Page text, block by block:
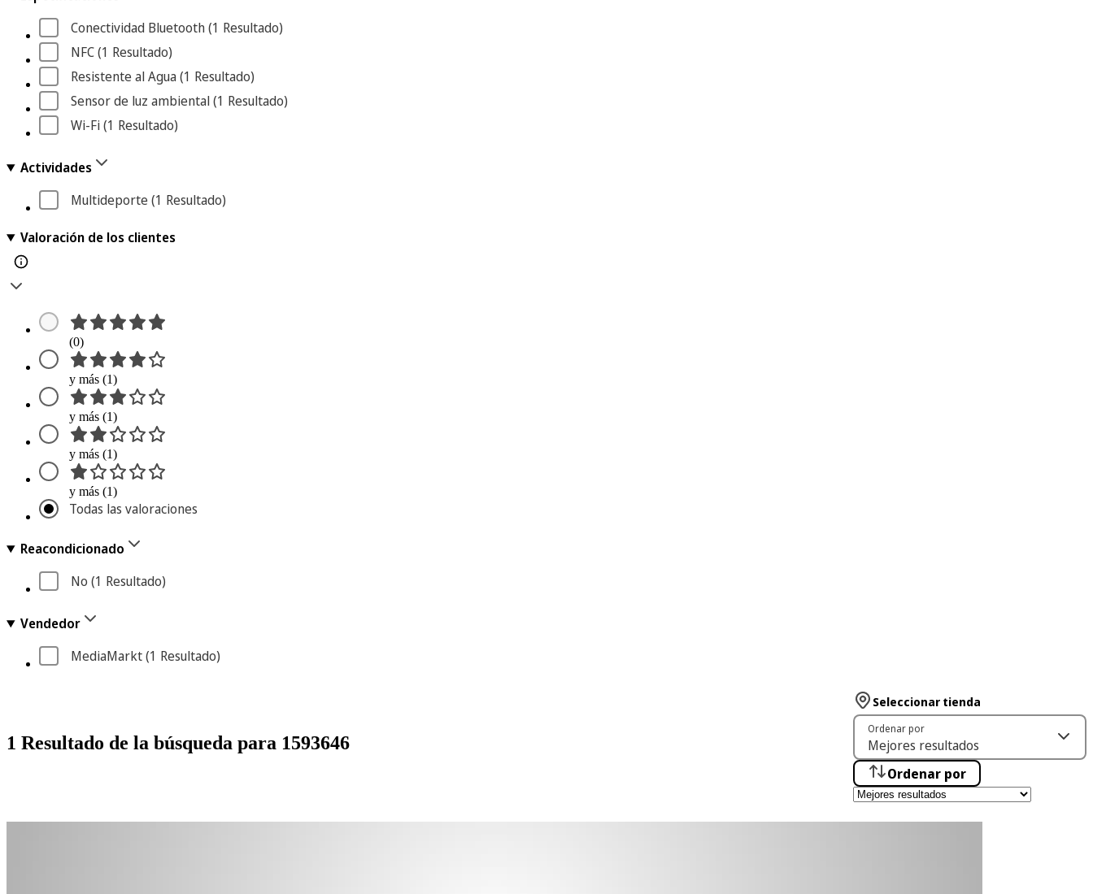
Conectividad Bluetooth (1 Resultado)
NFC (1 Resultado)
Resistente al Agua (1 Resultado)
Sensor de luz ambiental (1 Resultado)
Wi-Fi (1 Resultado)
Actividades
Multideporte (1 Resultado)
Valoración de los clientes
(0)
y más (1)
y más (1)
y más (1)
y más (1)
Todas las valoraciones
Reacondicionado
No (1 Resultado)
Vendedor
MediaMarkt (1 Resultado)
1 Resultado de la búsqueda para 1593646
Seleccionar tienda
Ordenar por
Ordenar por